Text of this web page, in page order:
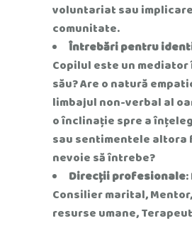
voluntariat sau
comunitate.
Întrebări pentru
Copilul este un mediator
său? Are o natură
limbajul non-verbal al
o înclinație spre a
sau sentimentele altora
nevoie să întrebe?
Direcții profesionale
Consilier marital,
resurse umane,